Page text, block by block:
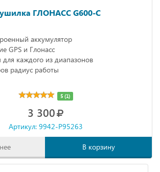
ГЛОНАСС G600-C
аккумулятор
GPS и Глонасс
каждого из диапазонов
радиус работы
5 (1)
3 300
Артикул: 9942-P95263
В корзину